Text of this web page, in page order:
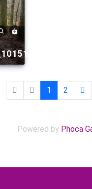
1 2
Powered by Phoca